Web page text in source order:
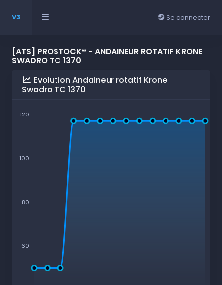
V3 Se connecter
[ATS] PROSTOCK® - ANDAINEUR ROTATIF KRONE
SWADRO TC 1370
Evolution Andaineur rotatif Krone
Swadro TC 1370
120
100
80
60